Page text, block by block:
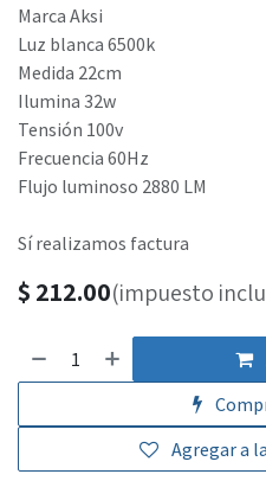
Marca Aksi
Luz blanca 6500k
Medida 22cm
Ilumina 32w
Tensión 100v
Frecuencia 60Hz
Flujo luminoso 2880 LM
Sí realizamos factura
$ 212.00(impuesto
Agregar a